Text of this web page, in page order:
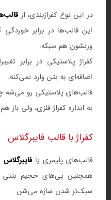
در این نوع کفراژبندی، از
این قالب‌ها در برابر
وزنشون هم سبکه.
کفراژ پلاستیکی در برابر
اضافه‌ای به بتن وارد نمی‌کنه.
قالب‌های پلاستیکی رو می‌شه
به اندازه کفراژ فلزی، ولی باز
کفراژ با قالب فایبرگلاس
قالب‌های پلیمری یافایبرگلاس
همچنین پی‌های حجیم
سبک‌تر شدن سازه می‌شن.